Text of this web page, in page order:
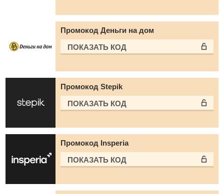
Промокод Деньги на дом
ПОКАЗАТЬ КОД
Промокод Stepik
ПОКАЗАТЬ КОД
Промокод Insperia
ПОКАЗАТЬ КОД